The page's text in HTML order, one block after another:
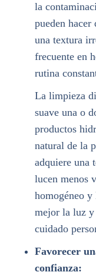
la
pueden hacer
una textura
frecuente en
rutina
La limpieza
suave una o
productos
natural de la
adquiere una
lucen menos
homogéneo
mejor la luz y
cuidado
Favorecer
confianza: